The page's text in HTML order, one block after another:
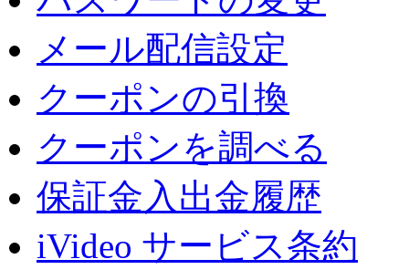
メール配信設定
クーポンの引換
クーポンを調べる
保証金入出金履歴
iVideo サービス条約